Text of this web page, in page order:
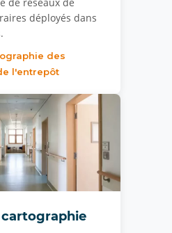
déployés dans
des
l'entrepôt